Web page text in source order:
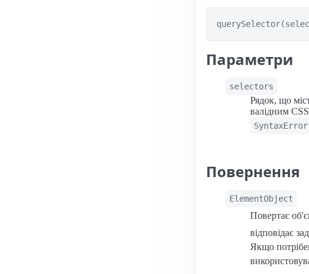
Параметри
selectors
Рядок, що
валідним
SyntaxError
Повернення
ElementObject
Повертає
відповідає
Якщо